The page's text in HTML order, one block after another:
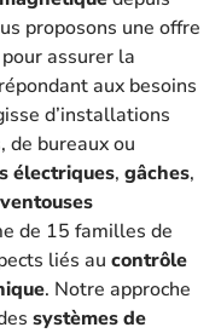
proposons une offre
assurer la
aux besoins
d’installations
de bureaux ou
électriques, gâches,
ventouses
de 15 familles de
liés au contrôle
. Notre approche
systèmes de